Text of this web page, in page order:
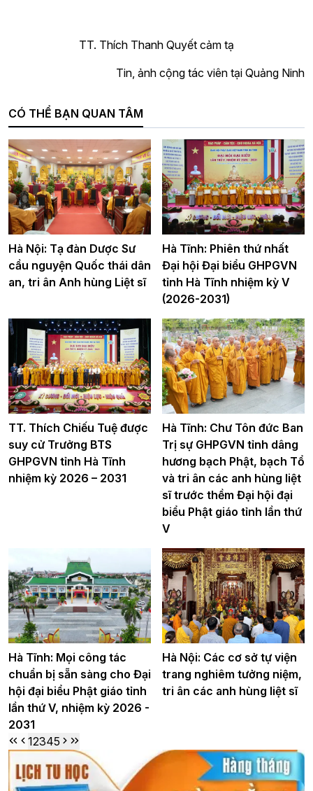
TT. Thích Thanh Quyết cảm tạ
Tin, ảnh cộng tác viên tại Quảng Ninh
CÓ THỂ BẠN QUAN TÂM
Hà Nội: Tạ đàn Dược Sư
cầu nguyện Quốc thái dân
an, tri ân Anh hùng Liệt sĩ
Hà Tĩnh: Phiên thứ nhất
Đại hội Đại biểu GHPGVN
tỉnh Hà Tĩnh nhiệm kỳ V
(2026-2031)
TT. Thích Chiếu Tuệ được
suy cử Trưởng BTS
GHPGVN tỉnh Hà Tĩnh
nhiệm kỳ 2026 – 2031
Hà Tĩnh: Chư Tôn đức Ban
Trị sự GHPGVN tỉnh dâng
hương bạch Phật, bạch Tổ
và tri ân các anh hùng liệt
sĩ trước thềm Đại hội đại
biểu Phật giáo tỉnh lần thứ
V
Hà Tĩnh: Mọi công tác
chuẩn bị sẵn sàng cho Đại
hội đại biểu Phật giáo tỉnh
lần thứ V, nhiệm kỳ 2026 -
2031
Hà Nội: Các cơ sở tự viện
trang nghiêm tưởng niệm,
tri ân các anh hùng liệt sĩ
12345